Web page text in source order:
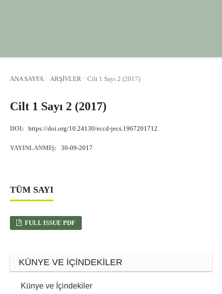
ANA SAYFA / ARŞIVLER / Cilt 1 Sayı 2 (2017)
Cilt 1 Sayı 2 (2017)
DOI: https://doi.org/10.24130/eccd-jecs.1967201712
YAYINLANMIŞ: 30-09-2017
TÜM SAYI
FULL ISSUE PDF
KÜNYE VE İÇINDEKILER
Künye ve İçindekiler